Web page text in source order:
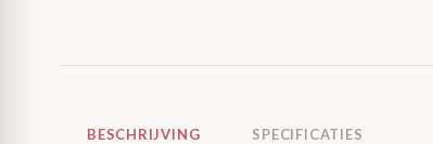
BESCHRIJVING SPECIFICATIES